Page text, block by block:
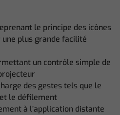
le principe des icônes
plus grande facilité
un contrôle simple de
des gestes tels que le
le défilement
à l’application distante